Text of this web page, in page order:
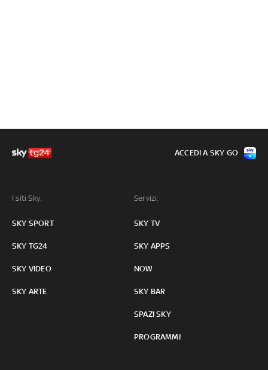
I siti Sky:
SKY SPORT
SKY TG24
SKY VIDEO
SKY ARTE
Servizi:
SKY TV
SKY APPS
NOW
SKY BAR
SPAZI SKY
PROGRAMMI
ACCEDI A SKY GO